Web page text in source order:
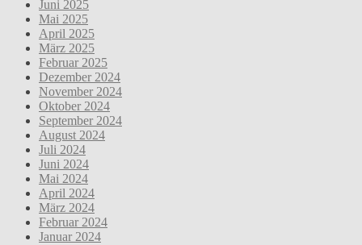
Juni 2025
Mai 2025
April 2025
März 2025
Februar 2025
Dezember 2024
November 2024
Oktober 2024
September 2024
August 2024
Juli 2024
Juni 2024
Mai 2024
April 2024
März 2024
Februar 2024
Januar 2024